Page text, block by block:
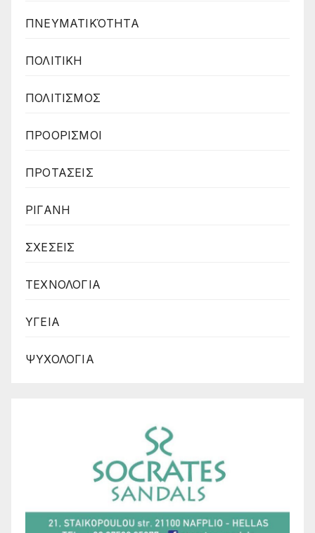
ΠΝΕΥΜΑΤΙΚΌΤΗΤΑ
ΠΟΛΙΤΙΚΗ
ΠΟΛΙΤΙΣΜΟΣ
ΠΡΟΟΡΙΣΜΟΙ
ΠΡΟΤΑΣΕΙΣ
ΡΙΓΑΝΗ
ΣΧΕΣΕΙΣ
ΤΕΧΝΟΛΟΓΙΑ
ΥΓΕΙΑ
ΨΥΧΟΛΟΓΙΑ